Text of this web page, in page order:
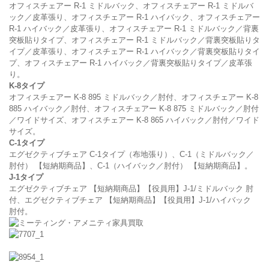
オフィスチェアー R-1 ミドルバック、オフィスチェアー R-1 ミドルバ
ック／皮革張り、オフィスチェアー R-1 ハイバック、オフィスチェアー
R-1 ハイバック／皮革張り、オフィスチェアー R-1 ミドルバック／背裏
突板貼りタイプ、オフィスチェアー R-1 ミドルバック／背裏突板貼りタ
イプ／皮革張り、オフィスチェアー R-1 ハイバック／背裏突板貼りタイ
プ、オフィスチェアー R-1 ハイバック／背裏突板貼りタイプ／皮革張
り。
K-8タイプ
オフィスチェアー K-8 895 ミドルバック／肘付、オフィスチェアー K-8
885 ハイバック／肘付、オフィスチェアー K-8 875 ミドルバック／肘付
／ワイドサイズ、オフィスチェアー K-8 865 ハイバック／肘付／ワイド
サイズ。
C-1タイプ
エグゼクティブチェア C-1タイプ（布地張り）、C-1（ミドルバック／
肘付） 【短納期商品】、C-1（ハイバック／肘付） 【短納期商品】。
J-1タイプ
エグゼクティブチェア 【短納期商品】【役員用】J-1/ミドルバック 肘
付、エグゼクティブチェア 【短納期商品】【役員用】J-1/ハイバック
肘付。